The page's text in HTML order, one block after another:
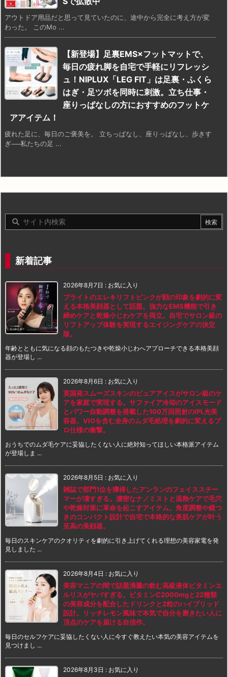
アウトドア用品だと思って見ていたのに、途中から完全に考え方が変
わった。 このMo ...
【新登場】足裏EMS×フットマットで、
毎日の疲れ脚を自宅で手軽にリフレッシ
ュ！NIPLUX「LEG FIT」は足裏・ふくら
はぎ・足ツボを同時に刺激。立ち仕事・
座りっぱなしの方におすすめのフットケ
アアイテム！
疲れた足に、毎日のご褒美を。 立ちっぱなし、座りっぱなし、歩きす
ぎ──私たちの足 ...
新着記事
2026年8月7日 : お気に入り
ブライトのエレキリフトピンクが顔の印象を劇的に変
える本格美顔器として話題。強力なEMS機能で引き
締めケアと乾燥小じわケアを両立。自宅でサロン級の
リフトアップ体験を実現するエイジングケアの決定
版。
年齢とともに気になる顔のもたつきや乾燥小じわへアプローチできる本格美顔
器が登場し ...
2026年8月6日 : お気に入り
英国発スムーズスキンのピュアアイスがサロン級のケ
アを家庭で実現する。サファイア冷却のアイスモード
とパワー自動調整を搭載した100万回照射のIPL光美
容器。VIOを含む全身のムダ毛処理を劇的に変えるプ
ロ仕様の衝撃。
おうちでのムダ毛ケアに妥協したくない人に絶対知ってほしい本格派アイテム
が登場しま ...
2026年8月5日 : お気に入り
雑誌で部門1位を獲得したアンランのフェイススチー
マーが凄すぎる。濃密なナノミストと温熱ケアで毛穴
や乾燥対策に革命を起こすアイテム。角度調整や鏡つ
きのコンパクト設計で自宅で本格的な美肌ケアが叶う
至高の美顔器。
毎日のスキンケアのクオリティを劇的に引き上げてくれる理想の美容家電を発
見しました ...
2026年8月4日 : お気に入り
美容マニアの間で話題沸騰の飲む高級液体ビタミンエ
ルリスがヤバすぎる。ビタミンC2000mgと22種類
の美容成分を配合したドリンクと2粒のハイブリッド
設計。リッチレモン風味で本気で自分を磨きたい人に
頂点のケアを届ける自信作。
毎日のセルフケアに妥協したくない人に今すぐ教えたい本気の美容アイテムを
見つけまし ...
2026年8月3日 : お気に入り